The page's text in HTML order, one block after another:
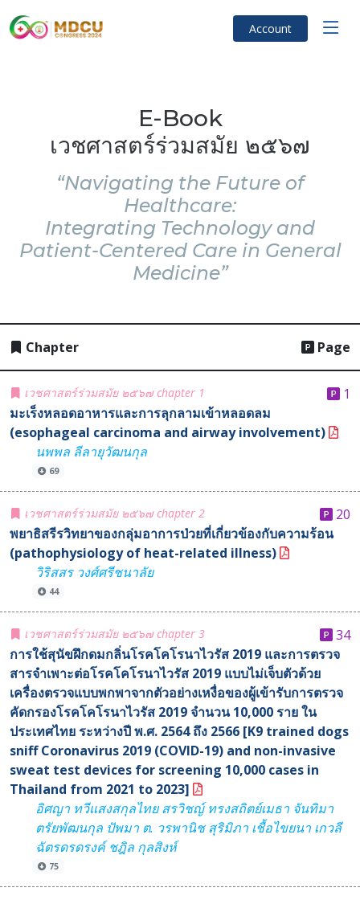
Account
E-Book
เวชศาสตร์ร่วมสมัย ๒๕๖๗
“Navigating the Future of
Healthcare:
Integrating Technology and
Patient-Centered Care in General
Medicine”
Chapter Page
เวชศาสตร์ร่วมสมัย ๒๕๖๗ chapter 1
1
มะเร็งหลอดอาหารและการลุกลามเข้าหลอดลม
(esophageal carcinoma and airway involvement)
นพพล ลีลายุวัฒนกุล
69
เวชศาสตร์ร่วมสมัย ๒๕๖๗ chapter 2
20
พยาธิสรีรวิทยาของกลุ่มอาการป่วยที่เกี่ยวข้องกับความร้อน
(pathophysiology of heat-related illness)
วิริสสร วงศ์ศรีชนาลัย
44
เวชศาสตร์ร่วมสมัย ๒๕๖๗ chapter 3
34
การใช้สุนัขฝึกดมกลิ่นโรคโคโรนาไวรัส 2019 และการตรวจ
สารจำเพาะต่อโรคโคโรนาไวรัส 2019 แบบไม่เจ็บตัวด้วย
เครื่องตรวจแบบพกพาจากตัวอย่างเหงื่อของผู้เข้ารับการตรวจ
คัดกรองโรคโคโรนาไวรัส 2019 จำนวน 10,000 ราย ใน
ประเทศไทย ระหว่างปี พ.ศ. 2564 ถึง 2566 [K9 trained dogs
sniff Coronavirus 2019 (COVID-19) and non-invasive
sweat test devices for screening 10,000 cases in
Thailand from 2021 to 2023]
อิศญา ทวีแสงสกุลไทย สรวิชญ์ ทรงสถิตย์เมธา จันทิมา
ตรัยพัฒนกุล ปัพมา ต. วรพานิช สุริมิภา เชื้อไขยนา เกวลี
ฉัตรดรดรงค์ ชฎิล กุลสิงห์
75